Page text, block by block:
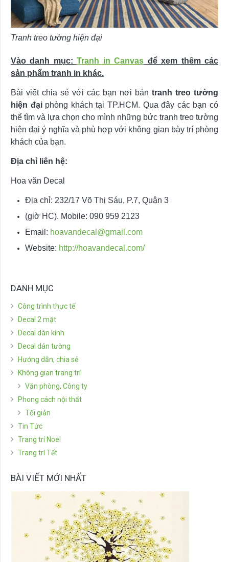
Tranh treo tường hiện đại
Vào danh mục:Tranh in Canvas để xem thêm các
sản phẩm tranh in khác.
Bài viết chia sẻ với các bạn nơi bán tranh treo tường
hiện đạiphòng khách tại TP.HCM. Qua đây các bạn có
thể tìm và lựa chọn cho mình những bức tranh treo tường
hiện đại ý nghĩa và phù hợp với không gian bày trí phòng
khách của bạn.
Địa chỉ liên hệ:
Hoa văn Decal
Địa chỉ: 232/17 Võ Thị Sáu, P.7, Quận 3
(giờ HC). Mobile: 090 959 2123
Email: hoavandecal@gmail.com
Website: http://hoavandecal.com/
DANH MỤC
Công trình thực tế
Decal 2 mặt
Decal dán kính
Decal dán tường
Hướng dẫn, chia sẻ
Không gian trang trí
Văn phòng, Công ty
Phong cách nội thất
Tối giản
Tin Tức
Trang trí Noel
Trang trí Tết
BÀI VIẾT MỚI NHẤT